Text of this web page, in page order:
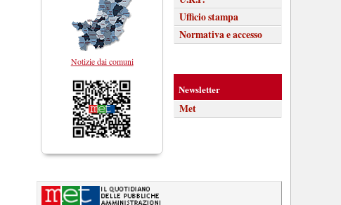
Notizie dai comuni
Ufficio stampa
Normativa e accesso
Newsletter
Met